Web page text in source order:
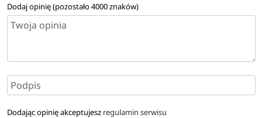
Dodaj opinię (pozostało4000znaków)
Dodając opinię akceptujesz regulamin serwisu